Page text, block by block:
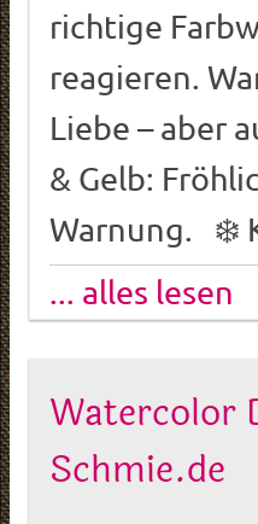
richtige
reagieren.
Liebe – aber
& Gelb:
Warnung. ❄️
... alles lesen
Watercolor
Schmie.de